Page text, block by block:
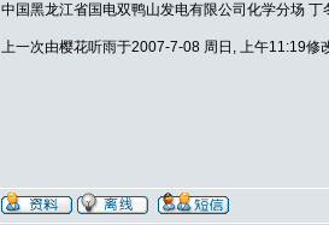
中国黑龙江省国电双鸭山发电有限公司化学分场
上一次由樱花听雨于2007-7-08 周日, 上午11:19修